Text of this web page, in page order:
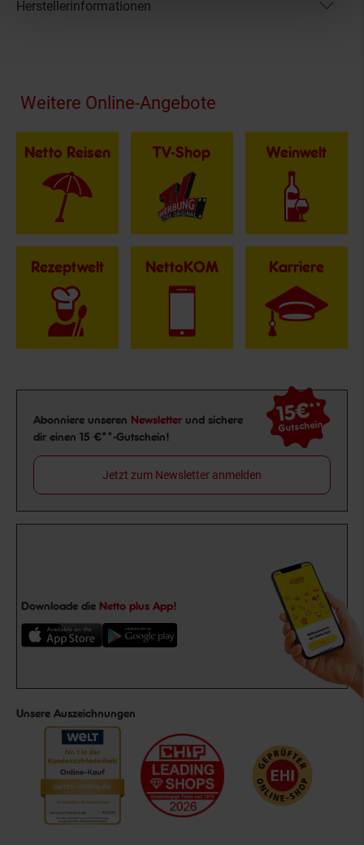
Herstellerinformationen
Fußzeile
Weitere Online-Angebote
Netto Reisen TV-Shop Weinwelt
Rezeptwelt NettoKOM Karriere
Newsletter Anmeldung
Abonniere unseren Newsletter und sichere
dir einen 15 €**-Gutschein!
15€**
Gutschein
Jetzt zum Newsletter anmelden
Downloade die Netto plus App!
Unsere Auszeichnungen